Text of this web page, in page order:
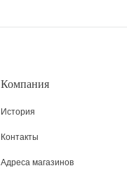
Компания
История
Контакты
Адреса магазинов